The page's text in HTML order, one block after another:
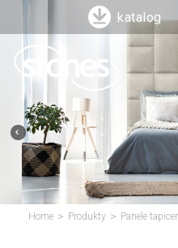
katalog
Home > Produkty > Panele